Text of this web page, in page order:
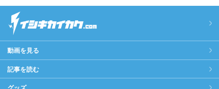
動画を見る
記事を読む